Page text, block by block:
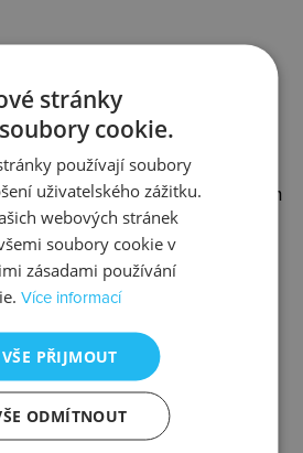
stříbra prvotřídní
nejbohatší kategorie šperků
vždy s vyobrazeným
přívěsek je osazen pravým
obsahují dvě speciální
Emozionia roztomilou
Doprava
stránky
cookie.
používají soubory
uživatelského zážitku.
webových stránek
soubory cookie v
zásadami používání
Více informací
VŠE PŘIJMOUT
ODMÍTNOUT